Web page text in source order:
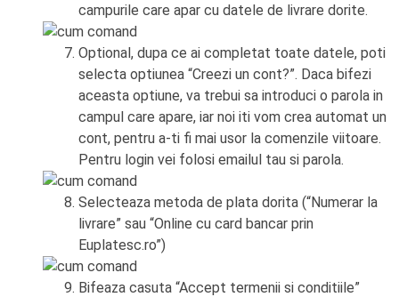
campurile care apar cu datele de livrare dorite.
Optional, dupa ce ai completat toate datele, poti
selecta optiunea “Creezi un cont?”. Daca bifezi
aceasta optiune, va trebui sa introduci o parola in
campul care apare, iar noi iti vom crea automat un
cont, pentru a-ti fi mai usor la comenzile viitoare.
Pentru login vei folosi emailul tau si parola.
Selecteaza metoda de plata dorita (“Numerar la
livrare” sau “Online cu card bancar prin
Euplatesc.ro”)
Bifeaza casuta “Accept termenii si conditiile”